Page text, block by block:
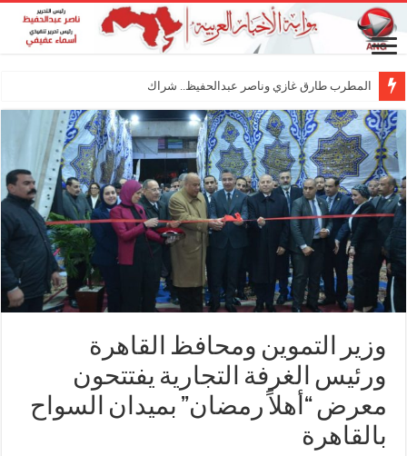
المطرب طارق غازي وناصر عبدالحفيظ.. شراكة فنية ترسم م
وزير التموين ومحافظ القاهرة
ورئيس الغرفة التجارية يفتتحون
معرض “أهلاً رمضان” بميدان السواح
بالقاهرة